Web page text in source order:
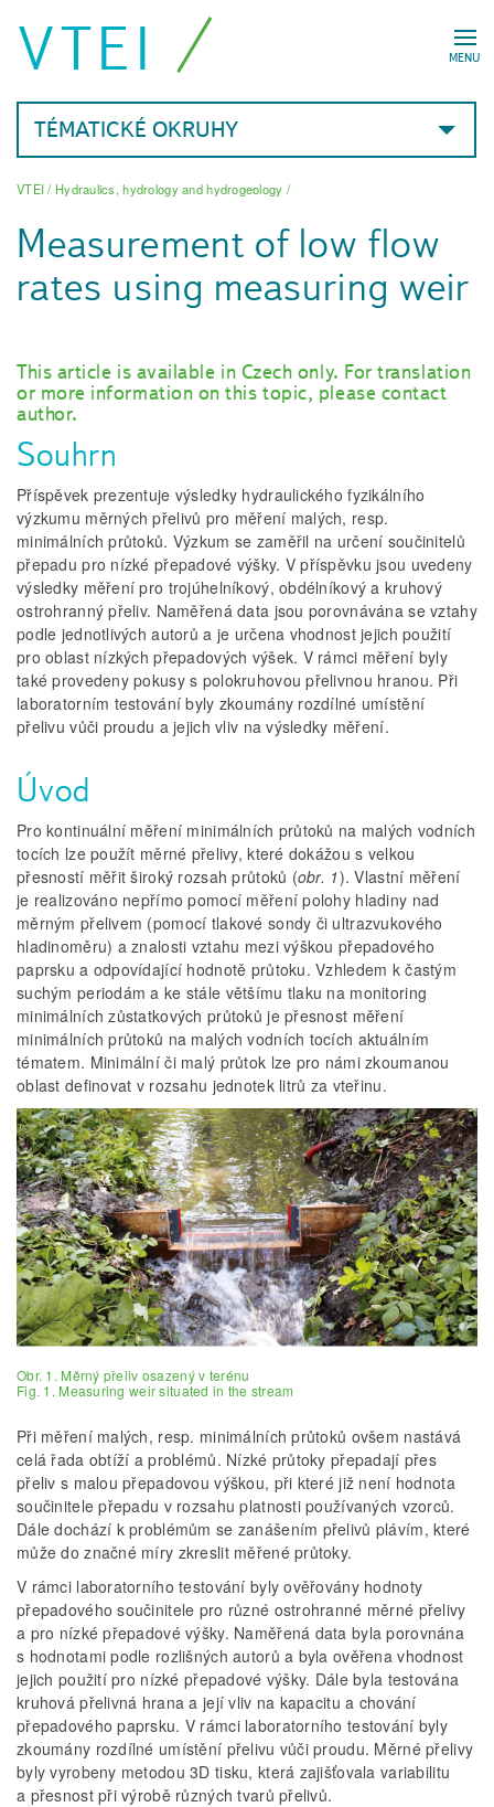
MENU
VTEI
TÉMATICKÉ OKRUHY
VTEI/ Hydraulics, hydrology and hydrogeology /
Measurement of low flow
rates using measuring weir
This article is available in Czech only. For translation
or more information on this topic, please contact
author.
Souhrn
Příspěvek prezentuje výsledky hydraulického fyzikálního
výzkumu měrných přelivů pro měření malých, resp.
minimálních průtoků. Výzkum se zaměřil na určení součinitelů
přepadu pro nízké přepadové výšky. V příspěvku jsou uvedeny
výsledky měření pro trojúhelníkový, obdélníkový a kruhový
ostrohranný přeliv. Naměřená data jsou porovnávána se vztahy
podle jednotlivých autorů a je určena vhodnost jejich použití
pro oblast nízkých přepadových výšek. V rámci měření byly
také provedeny pokusy s polokruhovou přelivnou hranou. Při
laboratorním testování byly zkoumány rozdílné umístění
přelivu vůči proudu a jejich vliv na výsledky měření.
Úvod
Pro kontinuální měření minimálních průtoků na malých vodních
tocích lze použít měrné přelivy, které dokážou s velkou
přesností měřit široký rozsah průtoků (obr. 1). Vlastní měření
je realizováno nepřímo pomocí měření polohy hladiny nad
měrným přelivem (pomocí tlakové sondy či ultrazvukového
hladinoměru) a znalosti vztahu mezi výškou přepadového
paprsku a odpovídající hodnotě průtoku. Vzhledem k častým
suchým periodám a ke stále většímu tlaku na monitoring
minimálních zůstatkových průtoků je přesnost měření
minimálních průtoků na malých vodních tocích aktuálním
tématem. Minimální či malý průtok lze pro námi zkoumanou
oblast definovat v rozsahu jednotek litrů za vteřinu.
Obr. 1. Měrný přeliv osazený v terénu
Fig. 1. Measuring weir situated in the stream
Při měření malých, resp. minimálních průtoků ovšem nastává
celá řada obtíží a problémů. Nízké průtoky přepadají přes
přeliv s malou přepadovou výškou, při které již není hodnota
součinitele přepadu v rozsahu platnosti používaných vzorců.
Dále dochází k problémům se zanášením přelivů plávím, které
může do značné míry zkreslit měřené průtoky.
V rámci laboratorního testování byly ověřovány hodnoty
přepadového součinitele pro různé ostrohranné měrné přelivy
a pro nízké přepadové výšky. Naměřená data byla porovnána
s hodnotami podle rozlišných autorů a byla ověřena vhodnost
jejich použití pro nízké přepadové výšky. Dále byla testována
kruhová přelivná hrana a její vliv na kapacitu a chování
přepadového paprsku. V rámci laboratorního testování byly
zkoumány rozdílné umístění přelivu vůči proudu. Měrné přelivy
byly vyrobeny metodou 3D tisku, která zajišťovala variabilitu
a přesnost při výrobě různých tvarů přelivů.